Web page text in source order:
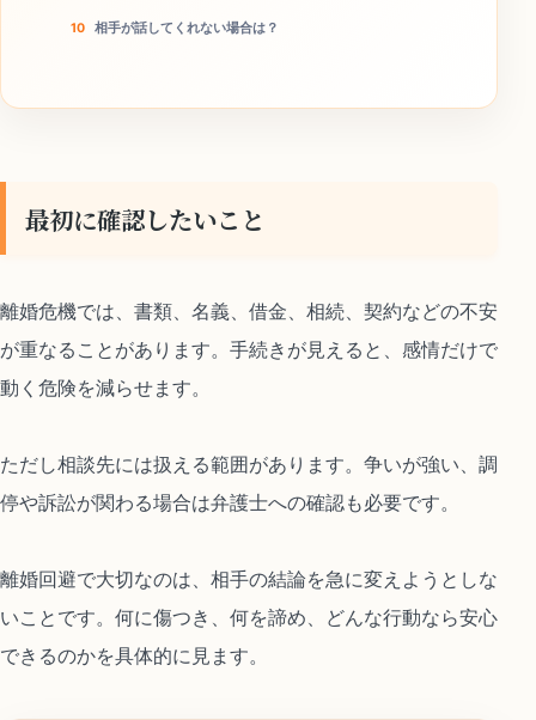
相手が話してくれない場合は？
最初に確認したいこと
離婚危機では、書類、名義、借金、相続、契約などの不安
が重なることがあります。手続きが見えると、感情だけで
動く危険を減らせます。
ただし相談先には扱える範囲があります。争いが強い、調
停や訴訟が関わる場合は弁護士への確認も必要です。
離婚回避で大切なのは、相手の結論を急に変えようとしな
いことです。何に傷つき、何を諦め、どんな行動なら安心
できるのかを具体的に見ます。